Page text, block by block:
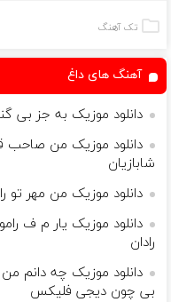
تک آهنگ
آهنگ های داغ
دانلود موزیک به جز بی
دانلود موزیک من صاحب
شابازیان
دانلود موزیک من مهر تو
دانلود موزیک یار م ف
رادان
دانلود موزیک چه دانم
بی چون دیجی فلیکس